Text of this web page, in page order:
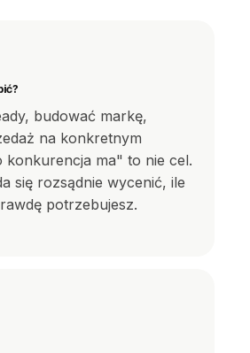
budować markę,
na konkretnym
konkurencja ma" to nie cel.
się rozsądnie wycenić, ile
potrzebujesz.